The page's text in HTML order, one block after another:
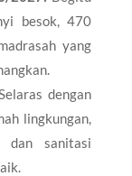
besok, 470
yang
dengan
lingkungan,
dan sanitasi